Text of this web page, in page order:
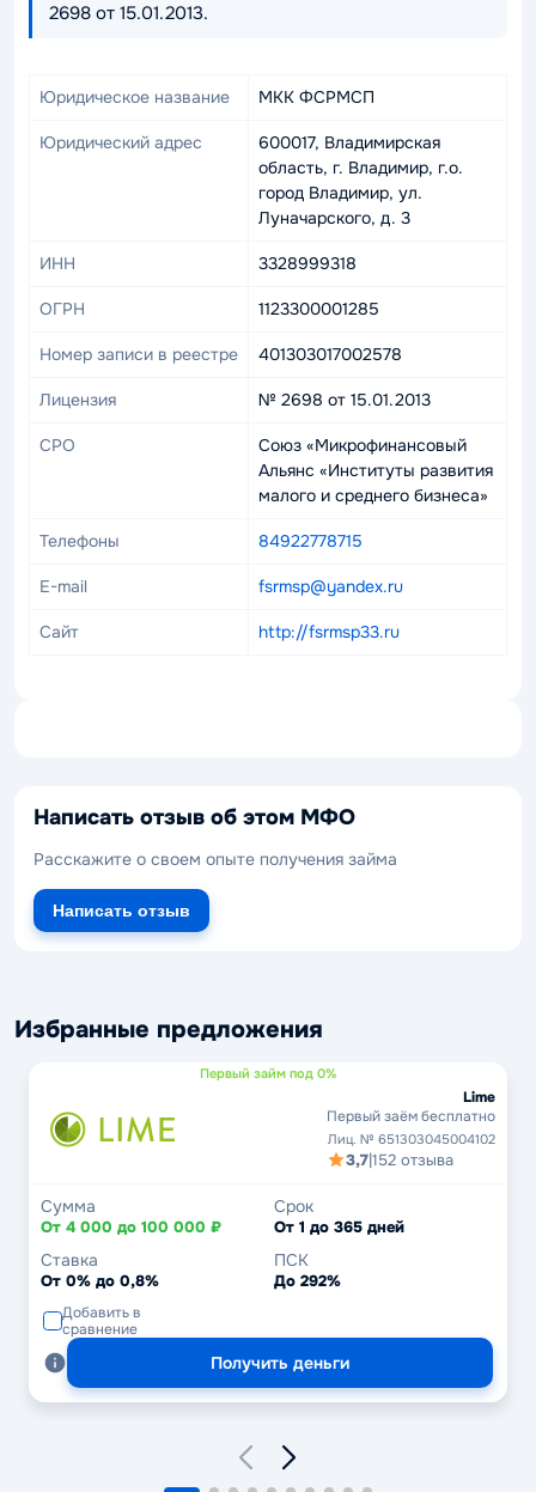
2698 от 15.01.2013.
Юридическое название МКК ФСРМСП
Юридический адрес
600017, Владимирская
область, г. Владимир, г.о.
город Владимир, ул.
Луначарского, д. 3
ИНН 3328999318
ОГРН 1123300001285
Номер записи в реестре 401303017002578
Лицензия № 2698 от 15.01.2013
СРО
Союз «Микрофинансовый
Альянс «Институты развития
малого и среднего бизнеса»
Телефоны 84922778715
E-mail fsrmsp@yandex.ru
Сайт http://fsrmsp33.ru
Написать отзыв об этом МФО
Расскажите о своем опыте получения займа
Написать отзыв
Избранные предложения
Первый займ под 0%
Lime
Первый заём бесплатно
Лиц. № 651303045004102
3,7|152 отзыва
Сумма
От 4 000 до 100 000 ₽
Срок
От 1 до 365 дней
Ставка
От 0% до 0,8%
ПСК
До 292%
Добавить в
сравнение
Получить деньги